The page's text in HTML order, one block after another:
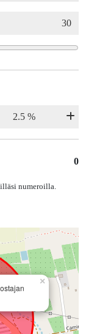
0
numeroilla.
×